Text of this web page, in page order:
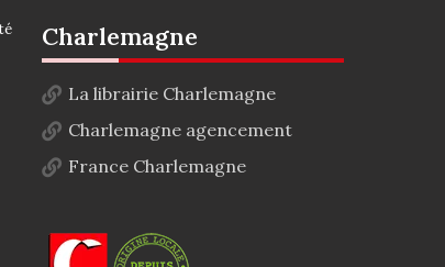
Charlemagne
La librairie Charlemagne
Charlemagne agencement
France Charlemagne